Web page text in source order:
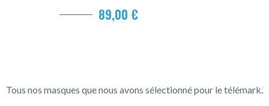
89,00 €
Tous nos masques que nous avons sélectionné pour le télémark.